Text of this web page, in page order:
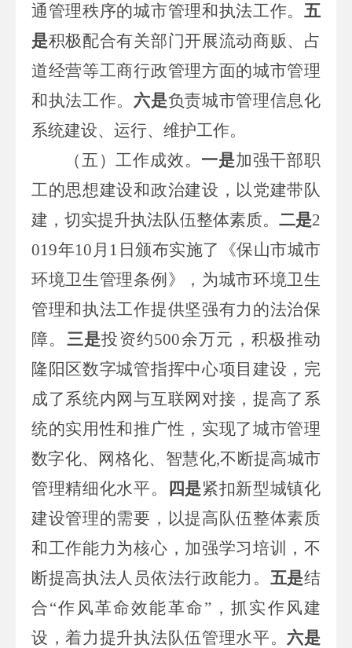
通管理秩序的城市管理和执法工作。 五
是积极配合有关部门开展流动商贩、占
道经营等工商行政管理方面的城市管理
和执法工作。 六是负责城市管理信息化
系统建设、运行、维护工作。
（五）工作成效。 一是加强干部职
工的思想建设和政治建设，以党建带队
建，切实提升执法队伍整体素质。 二是2
019年10 月 1 日颁布实施了《保山市城市
环境卫生管理条例》，为城市环境卫生
管理和执法工作提供坚强有力的法治保
障。 三是投资约500余万元，积极推动
隆阳区数字城管指挥中心项目建设，完
成了系统内网与互联网对接，提高了系
统的实用性和推广性，实现了城市管理
数字化、网格化、智慧化,不断提高城市
管理精细化水平。
四是紧扣新型城镇化
建设管理的需要，以提高队伍整体素质
和工作能力为核心，加强学习培训，不
断提高执法人员依法行政能力。 五是结
合“作风革命效能革命”，抓实作风建
设，着力提升执法队伍管理水平。 六是